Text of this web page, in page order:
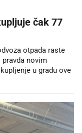
čak 77
otpada raste
pravda novim
u gradu ove